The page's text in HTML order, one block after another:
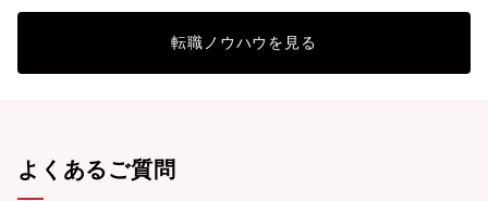
転職ノウハウを見る
よくあるご質問